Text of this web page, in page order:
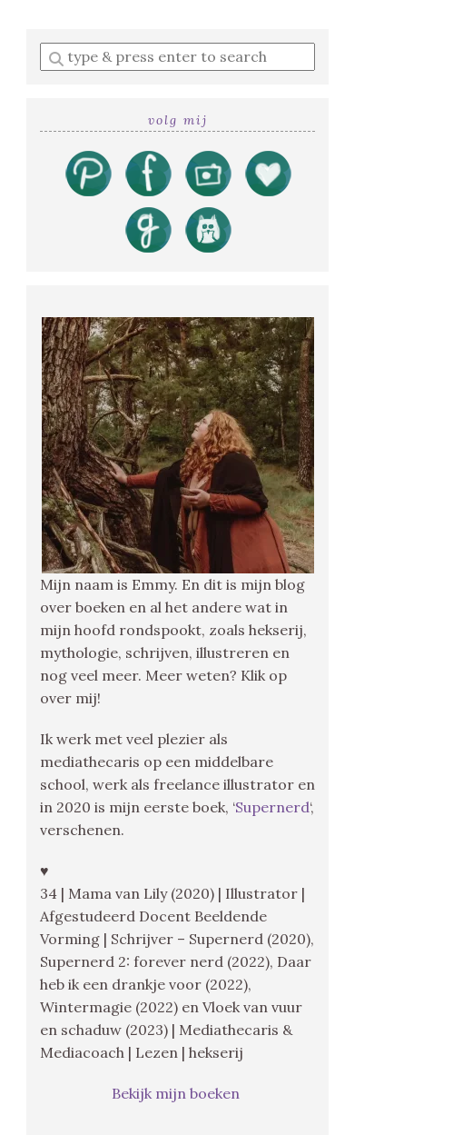
Enter
a
volg mij
Mijn naam is Emmy. En dit is mijn blog
over boeken en al het andere wat in
mijn hoofd rondspookt, zoals hekserij,
mythologie, schrijven, illustreren en
nog veel meer. Meer weten? Klik op
over mij!
Ik werk met veel plezier als
mediathecaris op een middelbare
school, werk als freelance illustrator en
in 2020 is mijn eerste boek, ‘Supernerd‘,
verschenen.
♥
34 | Mama van Lily (2020) | Illustrator |
Afgestudeerd Docent Beeldende
Vorming | Schrijver – Supernerd (2020),
Supernerd 2: forever nerd (2022), Daar
heb ik een drankje voor (2022),
Wintermagie (2022) en Vloek van vuur
en schaduw (2023) | Mediathecaris &
Mediacoach | Lezen | hekserij
Bekijk mijn boeken